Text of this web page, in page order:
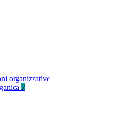
organizzative
7